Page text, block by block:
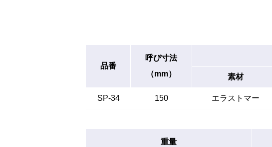
品番
呼び寸法
（mm）
素材
SP-34 150 エラストマー
重量